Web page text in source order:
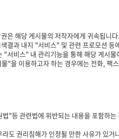
해당 게시물의 저작자에게 귀속됩니
과 내지 "서비스" 및 관련 프로모션 등
서비스" 내 관리기능을 통해 해당 게시
을 이용하고자 하는 경우에는 전화, 팩
관련법에 위반되는 내용을 포함하
도 권리침해가 인정될 만한 사유가 있